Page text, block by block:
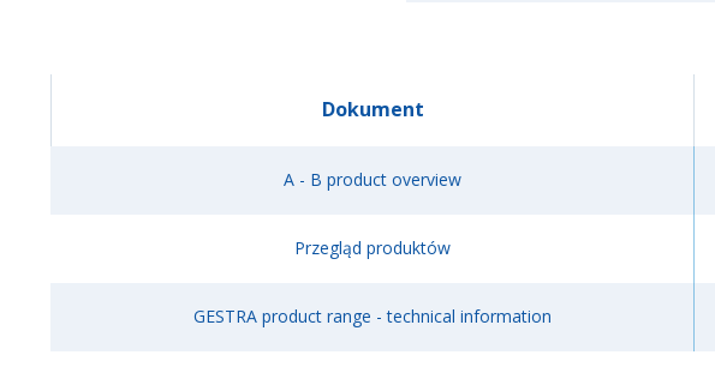
Dokument
A - B product overview
Przegląd produktów
GESTRA product range - technical information